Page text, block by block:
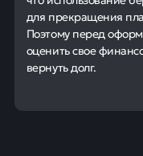
для прекращения
Поэтому перед
оценить свое
вернуть долг.